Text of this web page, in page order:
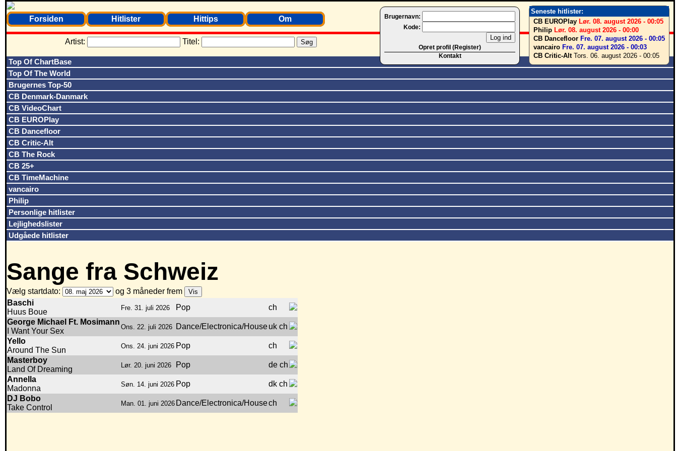
Seneste hitlister:
CB EUROPlay Lør. 08. august 2026 - 00:05
Philip Lør. 08. august 2026 - 00:00
CB Dancefloor Fre. 07. august 2026 - 00:05
vancairo Fre. 07. august 2026 - 00:03
CB Critic-AltTors. 06. august 2026 - 00:05
Brugernavn:
Kode:
Opret profil (Register)
Kontakt
Forsiden Hitlister Hittips Om
Artist: Titel:
Top Of ChartBase
Top Of The World
Brugernes Top-50
CB Denmark-Danmark
CB VideoChart
CB EUROPlay
CB Dancefloor
CB Critic-Alt
CB The Rock
CB 25+
CB TimeMachine
vancairo
Philip
Personlige hitlister
Lejlighedslister
Udgåede hitlister
Sange fra Schweiz
Vælg startdato:
og 3 måneder frem
Baschi
Huus Boue
Fre. 31. juli 2026 Pop
ch
George Michael Ft. Mosimann
I Want Your Sex
Ons. 22. juli 2026 Dance/Electronica/Houseuk ch
Yello
Around The Sun
Ons. 24. juni 2026 Pop
ch
Masterboy
Land Of Dreaming
Lør. 20. juni 2026 Pop
de ch
Annella
Madonna
Søn. 14. juni 2026 Pop
dk ch
DJ Bobo
Take Control
Man. 01. juni 2026 Dance/Electronica/Housech